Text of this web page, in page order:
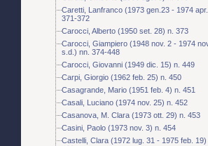
Caretti, Lanfranco (1973 gen.23 - 1974 apr.
371-372
Carocci, Alberto (1950 set. 28) n. 373
Carocci, Giampiero (1948 nov. 2 - 1974
s.d.) nn. 374-448
Carocci, Giovanni (1949 dic. 15) n. 449
Carpi, Giorgio (1962 feb. 25) n. 450
Casagrande, Mario (1951 feb. 4) n. 451
Casali, Luciano (1974 nov. 25) n. 452
Casanova, M. Clara (1973 ott. 29) n. 453
Casini, Paolo (1973 nov. 3) n. 454
Castelli, Clara (1972 lug. 31 - 1975 feb.